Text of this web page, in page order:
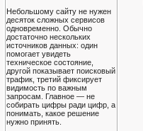
Небольшому сайту не нужен
десяток сложных сервисов
одновременно. Обычно
достаточно нескольких
источников данных: один
помогает увидеть
техническое состояние,
другой показывает поисковый
трафик, третий фиксирует
видимость по важным
запросам. Главное — не
собирать цифры ради цифр, а
понимать, какое решение
нужно принять.